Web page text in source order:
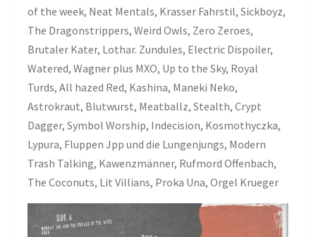
of the week, Neat Mentals, Krasser Fahrstil, Sickboyz,
The Dragonstrippers, Weird Owls, Zero Zeroes,
Brutaler Kater, Lothar. Zundules, Electric Dispoiler,
Watered, Wagner plus MXO, Up to the Sky, Royal
Turds, All hazed Red, Kashina, Maneki Neko,
Astrokraut, Blutwurst, Meatballz, Stealth, Crypt
Dagger, Symbol Worship, Indecision, Kosmothyczka,
Lypura, Fluppen Jpp und die Lungenjungs, Modern
Trash Talking, Kawenzmänner, Rufmord Offenbach,
The Coconuts, Lit Villians, Proka Una, Orgel Krueger